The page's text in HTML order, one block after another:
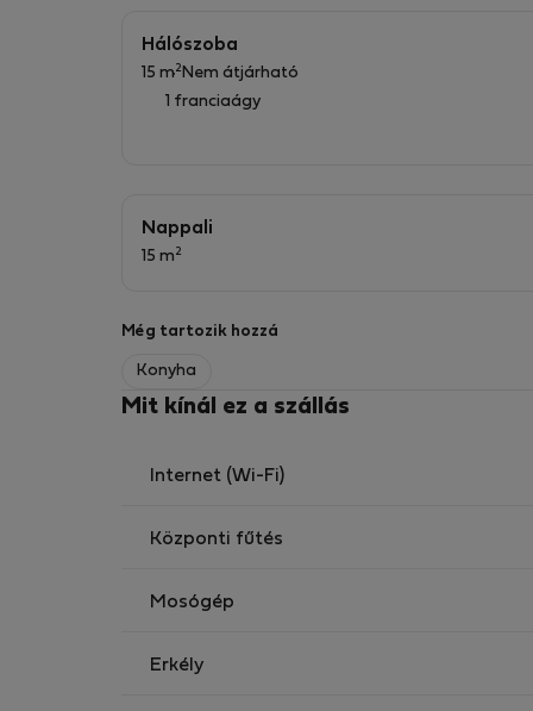
Hálószoba
15 m2 Nem átjárható
1 franciaágy
Nappali
15 m 2
Még tartozik hozzá
Konyha
Mit kínál ez a szállás
Internet (Wi-Fi)
Központi fűtés
Mosógép
Erkély